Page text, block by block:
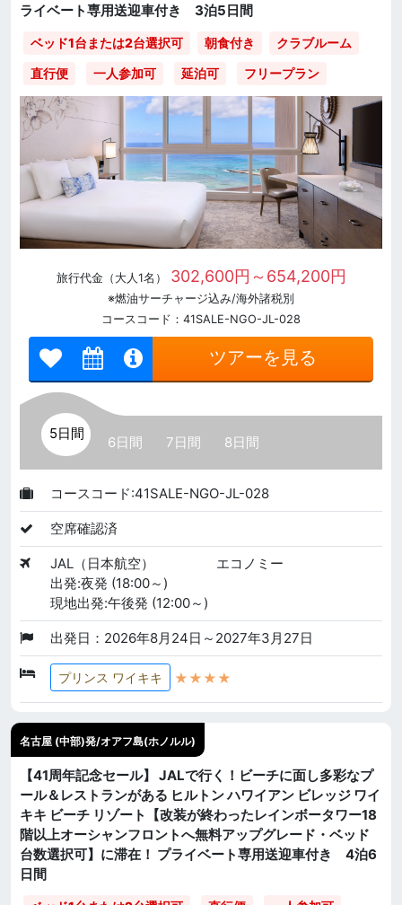
ライベート専用送迎車付き 3泊5日間
ベッド1台または2台選択可 朝食付き
クラブルーム
直行便
一人参加可 延泊可 フリープラン
旅行代金（大人1名） 302,600円～654,200円
※燃油サーチャージ込み/海外諸税別
コースコード：41SALE-NGO-JL-028
ツアーを見る
5日間
6日間 7日間 8日間
コースコード:41SALE-NGO-JL-028
空席確認済
JAL（日本航空）
エコノミー
出発:夜発 (18:00～)
現地出発:午後発 (12:00～)
出発日：2026年8月24日～2027年3月27日
プリンス ワイキキ ★★★★
名古屋 (中部)発/オアフ島(ホノルル)
【41周年記念セール】 JALで行く！ビーチに面し多彩なプ
ール＆レストランがある ヒルトン ハワイアン ビレッジ ワイ
キキ ビーチ リゾート【改装が終わったレインボータワー18
階以上オーシャンフロントへ無料アップグレード・ベッド
台数選択可】に滞在！ プライベート専用送迎車付き 4泊6
日間